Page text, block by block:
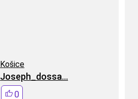
Košice
Joseph_dossa...
0